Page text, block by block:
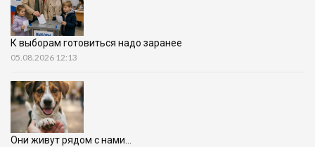
К выборам готовиться надо заранее
05.08.2026 12:13
Они живут рядом с нами…